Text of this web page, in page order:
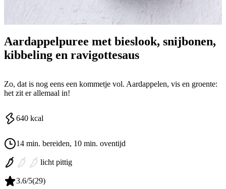
Aardappelpuree met bieslook, snijbonen,
kibbeling en ravigottesaus
Zo, dat is nog eens een kommetje vol. Aardappelen, vis en groente:
het zit er allemaal in!
640 kcal
14 min. bereiden, 10 min. oventijd
licht pittig
3.6/5(29)